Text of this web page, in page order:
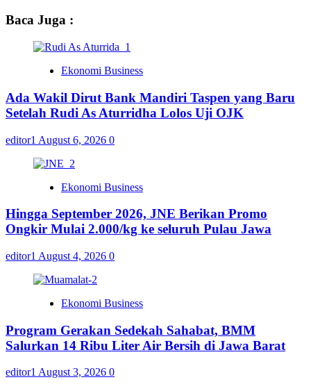
Baca Juga :
Ekonomi Business
Ada Wakil Dirut Bank Mandiri Taspen yang Baru
Setelah Rudi As Aturridha Lolos Uji OJK
editor1 August 6, 2026 0
Ekonomi Business
Hingga September 2026, JNE Berikan Promo
Ongkir Mulai 2.000/kg ke seluruh Pulau Jawa
editor1 August 4, 2026 0
Ekonomi Business
Program Gerakan Sedekah Sahabat, BMM
Salurkan 14 Ribu Liter Air Bersih di Jawa Barat
editor1 August 3, 2026 0